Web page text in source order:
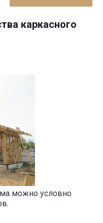
каркасного
можно условно